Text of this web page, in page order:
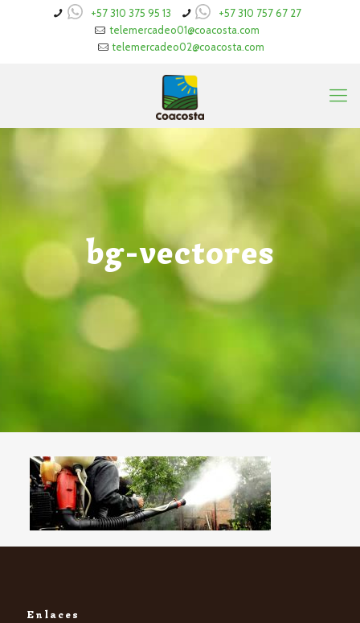
+57 310 375 95 13
+57 310 757 67 27
telemercadeo01@coacosta.com
telemercadeo02@coacosta.com
bg-vectores
Enlaces